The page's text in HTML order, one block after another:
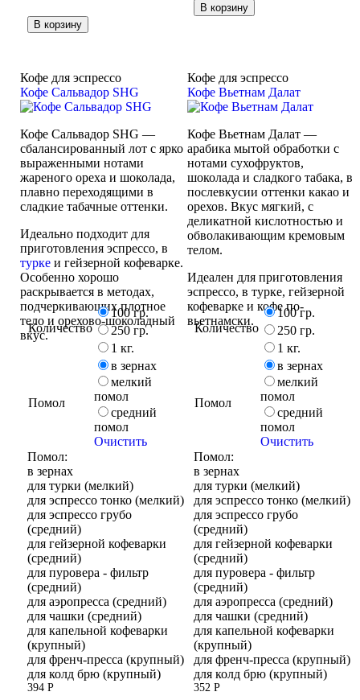
В корзину
В корзину
Кофе для эспрессо
Кофе Вьетнам Далат
Кофе Вьетнам Далат —
арабика мытой обработки с
нотами сухофруктов,
шоколада и сладкого табака, в
послевкусии оттенки какао и
орехов. Вкус мягкий, с
деликатной кислотностью и
обволакивающим кремовым
телом.
Идеален для приготовления
эспрессо, в турке, гейзерной
кофеварке и кофе по-
вьетнамски.
Количество
100 гр.
250 гр.
1 кг.
Помол
в зернах
мелкий
помол
средний
помол
Очистить
Помол:
в зернах
для турки (мелкий)
для эспрессо тонко (мелкий)
для эспрессо грубо
(средний)
для гейзерной кофеварки
(средний)
для пуровера - фильтр
(средний)
для аэропресса (средний)
для чашки (средний)
для капельной кофеварки
(крупный)
для френч-пресса (крупный)
для колд брю (крупный)
352 Р
Кофе для эспрессо
Кофе Сальвадор SHG
Кофе Сальвадор SHG —
сбалансированный лот с ярко
выраженными нотами
жареного ореха и шоколада,
плавно переходящими в
сладкие табачные оттенки.
Идеально подходит для
приготовления эспрессо, в
турке и гейзерной кофеварке.
Особенно хорошо
раскрывается в методах,
подчеркивающих плотное
тело и орехово-шоколадный
вкус.
Количество
100 гр.
250 гр.
1 кг.
Помол
в зернах
мелкий
помол
средний
помол
Очистить
Помол:
в зернах
для турки (мелкий)
для эспрессо тонко (мелкий)
для эспрессо грубо
(средний)
для гейзерной кофеварки
(средний)
для пуровера - фильтр
(средний)
для аэропресса (средний)
для чашки (средний)
для капельной кофеварки
(крупный)
для френч-пресса (крупный)
для колд брю (крупный)
394 Р